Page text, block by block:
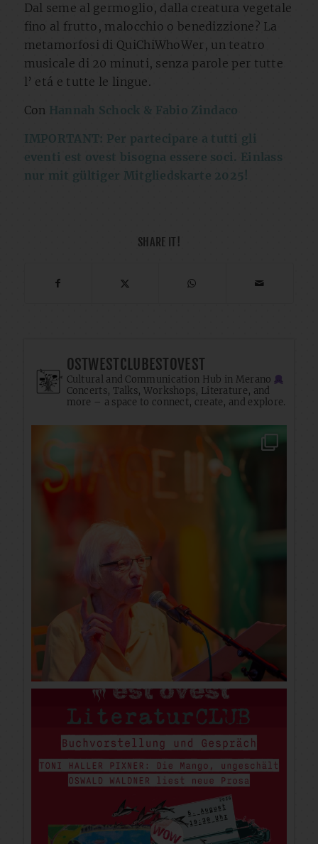
Dal seme al germoglio, dalla creatura vegetale
fino al frutto, malocchio o benedizzione? La
metamorfosi di QuiChiWhoWer, un teatro
musicale di 20 minuti, senza parole per tutte
l’ etá e tutte le lingue.
Con Hannah Schock & Fabio Zindaco
IMPORTANT: Per partecipare a tutti gli
eventi est ovest bisogna essere soci. Einlass
nur mit gültiger Mitgliedskarte 2025!
SHARE IT!
OSTWESTCLUBESTOVEST
Cultural and Communication Hub in Merano
Concerts, Talks, Workshops, Literature, and
more – a space to connect, create, and explore.